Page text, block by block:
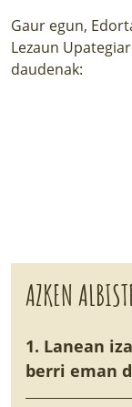
Gaur egun,
Lezaun
daudenak:
AZKEN
1. Lanean
berri eman